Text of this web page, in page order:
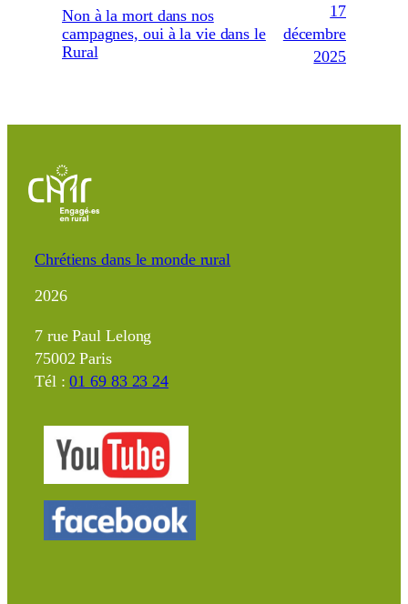
Non à la mort dans nos
campagnes, oui à la vie dans le
Rural
17
décembre
2025
Chrétiens dans le monde rural
2026
7 rue Paul Lelong
75002 Paris
Tél :01 69 83 23 24